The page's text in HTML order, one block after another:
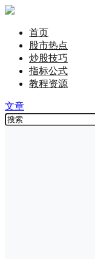
首页
股市热点
炒股技巧
指标公式
教程资源
文章